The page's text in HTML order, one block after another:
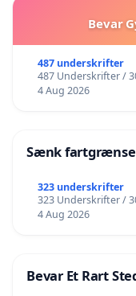
Bevar
487 underskrifter
487 Underskrifter /
4 Aug 2026
Sænk
323 underskrifter
323 Underskrifter /
4 Aug 2026
Bevar Et Rart